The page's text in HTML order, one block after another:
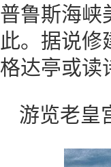
普鲁斯海峡
此。据说修
格达亭或读
游览老皇